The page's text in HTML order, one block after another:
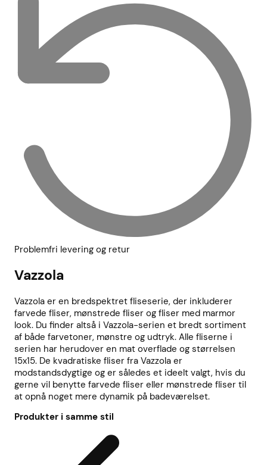
Problemfri levering og retur
Vazzola
Vazzola er en bredspektret fliseserie, der inkluderer
farvede fliser, mønstrede fliser og fliser med marmor
look. Du finder altså i Vazzola-serien et bredt sortiment
af både farvetoner, mønstre og udtryk. Alle fliserne i
serien har herudover en mat overflade og størrelsen
15x15. De kvadratiske fliser fra Vazzola er
modstandsdygtige og er således et ideelt valgt, hvis du
gerne vil benytte farvede fliser eller mønstrede fliser til
at opnå noget mere dynamik på badeværelset.
Produkter i samme stil